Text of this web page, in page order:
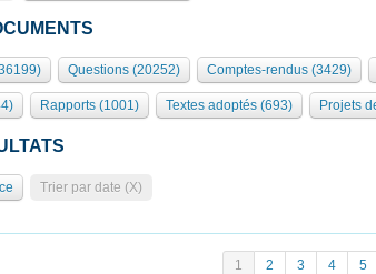
Questions (20252) Comptes-rendus (3429)
Rapports (1001) Textes adoptés (693) Projets
Trier par date (X)
1 2 3 4 5